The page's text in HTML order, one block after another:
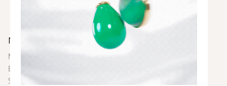
Newsletter
Melde dich bei unserem Newsletter an und sei immer als
Erste über neue Farben und Kollektionen, Inspirationen,
Styling-Tipps und weitere Neuigkeiten informiert.